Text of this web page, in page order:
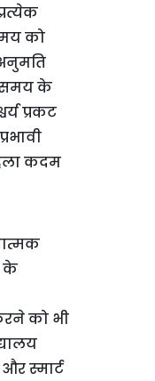
को
समय के
प्रकट
कदम
के
को भी
स्मार्ट